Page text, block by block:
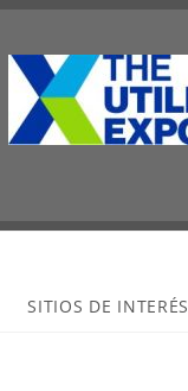
SITIOS DE INTERÉS